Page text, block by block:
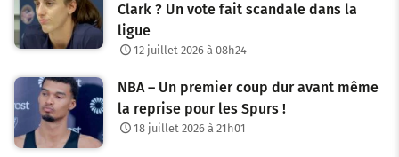
Clark ? Un vote fait scandale dans la
ligue
12 juillet 2026 à 08h24
NBA – Un premier coup dur avant même
la reprise pour les Spurs !
18 juillet 2026 à 21h01